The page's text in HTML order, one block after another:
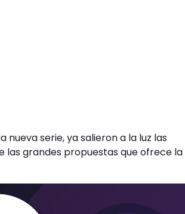
serie, ya salieron a la luz las
las grandes propuestas que ofrece la